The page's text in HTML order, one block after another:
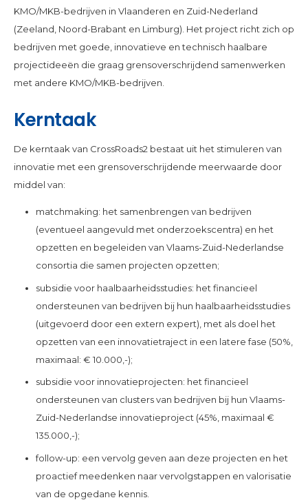
KMO/MKB-bedrijven in Vlaanderen en Zuid-Nederland
(Zeeland, Noord-Brabant en Limburg). Het project richt zich op
bedrijven met goede, innovatieve en technisch haalbare
projectideeën die graag grensoverschrijdend samenwerken
met andere KMO/MKB-bedrijven.
Kerntaak
De kerntaak van CrossRoads2 bestaat uit het stimuleren van
innovatie met een grensoverschrijdende meerwaarde door
middel van:
matchmaking: het samenbrengen van bedrijven
(eventueel aangevuld met onderzoekscentra) en het
opzetten en begeleiden van Vlaams-Zuid-Nederlandse
consortia die samen projecten opzetten;
subsidie voor haalbaarheidsstudies: het financieel
ondersteunen van bedrijven bij hun haalbaarheidsstudies
(uitgevoerd door een extern expert), met als doel het
opzetten van een innovatietraject in een latere fase (50%,
maximaal: € 10.000,-);
subsidie voor innovatieprojecten: het financieel
ondersteunen van clusters van bedrijven bij hun Vlaams-
Zuid-Nederlandse innovatieproject (45%, maximaal €
135.000,-);
follow-up: een vervolg geven aan deze projecten en het
proactief meedenken naar vervolgstappen en valorisatie
van de opgedane kennis.